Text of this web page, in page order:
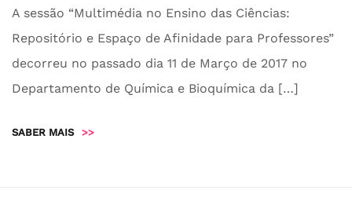
A sessão “Multimédia no Ensino das Ciências:
Repositório e Espaço de Afinidade para Professores”
decorreu no passado dia 11 de Março de 2017 no
Departamento de Química e Bioquímica da […]
SABER MAIS >>